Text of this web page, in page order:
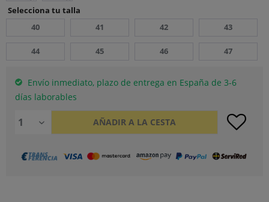
Selecciona tu talla
40
41 42 43
44 45 46 47
Envío inmediato, plazo de entrega en España de 3-6
días laborables
AÑADIR A LA CESTA